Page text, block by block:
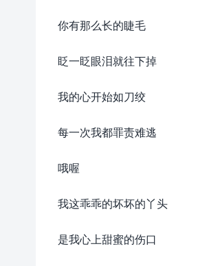
你有那么长的睫毛
眨一眨眼泪就往下掉
我的心开始如刀绞
每一次我都罪责难逃
哦喔
我这乖乖的坏坏的丫头
是我心上甜蜜的伤口